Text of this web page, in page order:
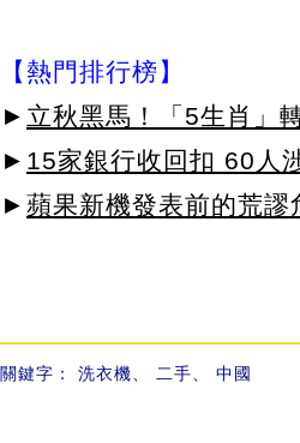
【熱門排行榜】
► 立秋黑馬！「5生肖」
► 15家銀行收回扣 60人
► 蘋果新機發表前的荒
關鍵字： 洗衣機、 二手、 中國